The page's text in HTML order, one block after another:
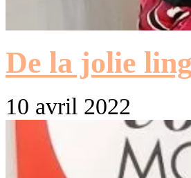
De la jolie
10 avril 2022